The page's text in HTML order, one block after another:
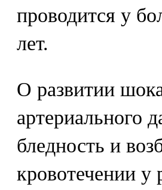
проводится у
лет.
О развитии
артериального
бледность и
кровотечении у